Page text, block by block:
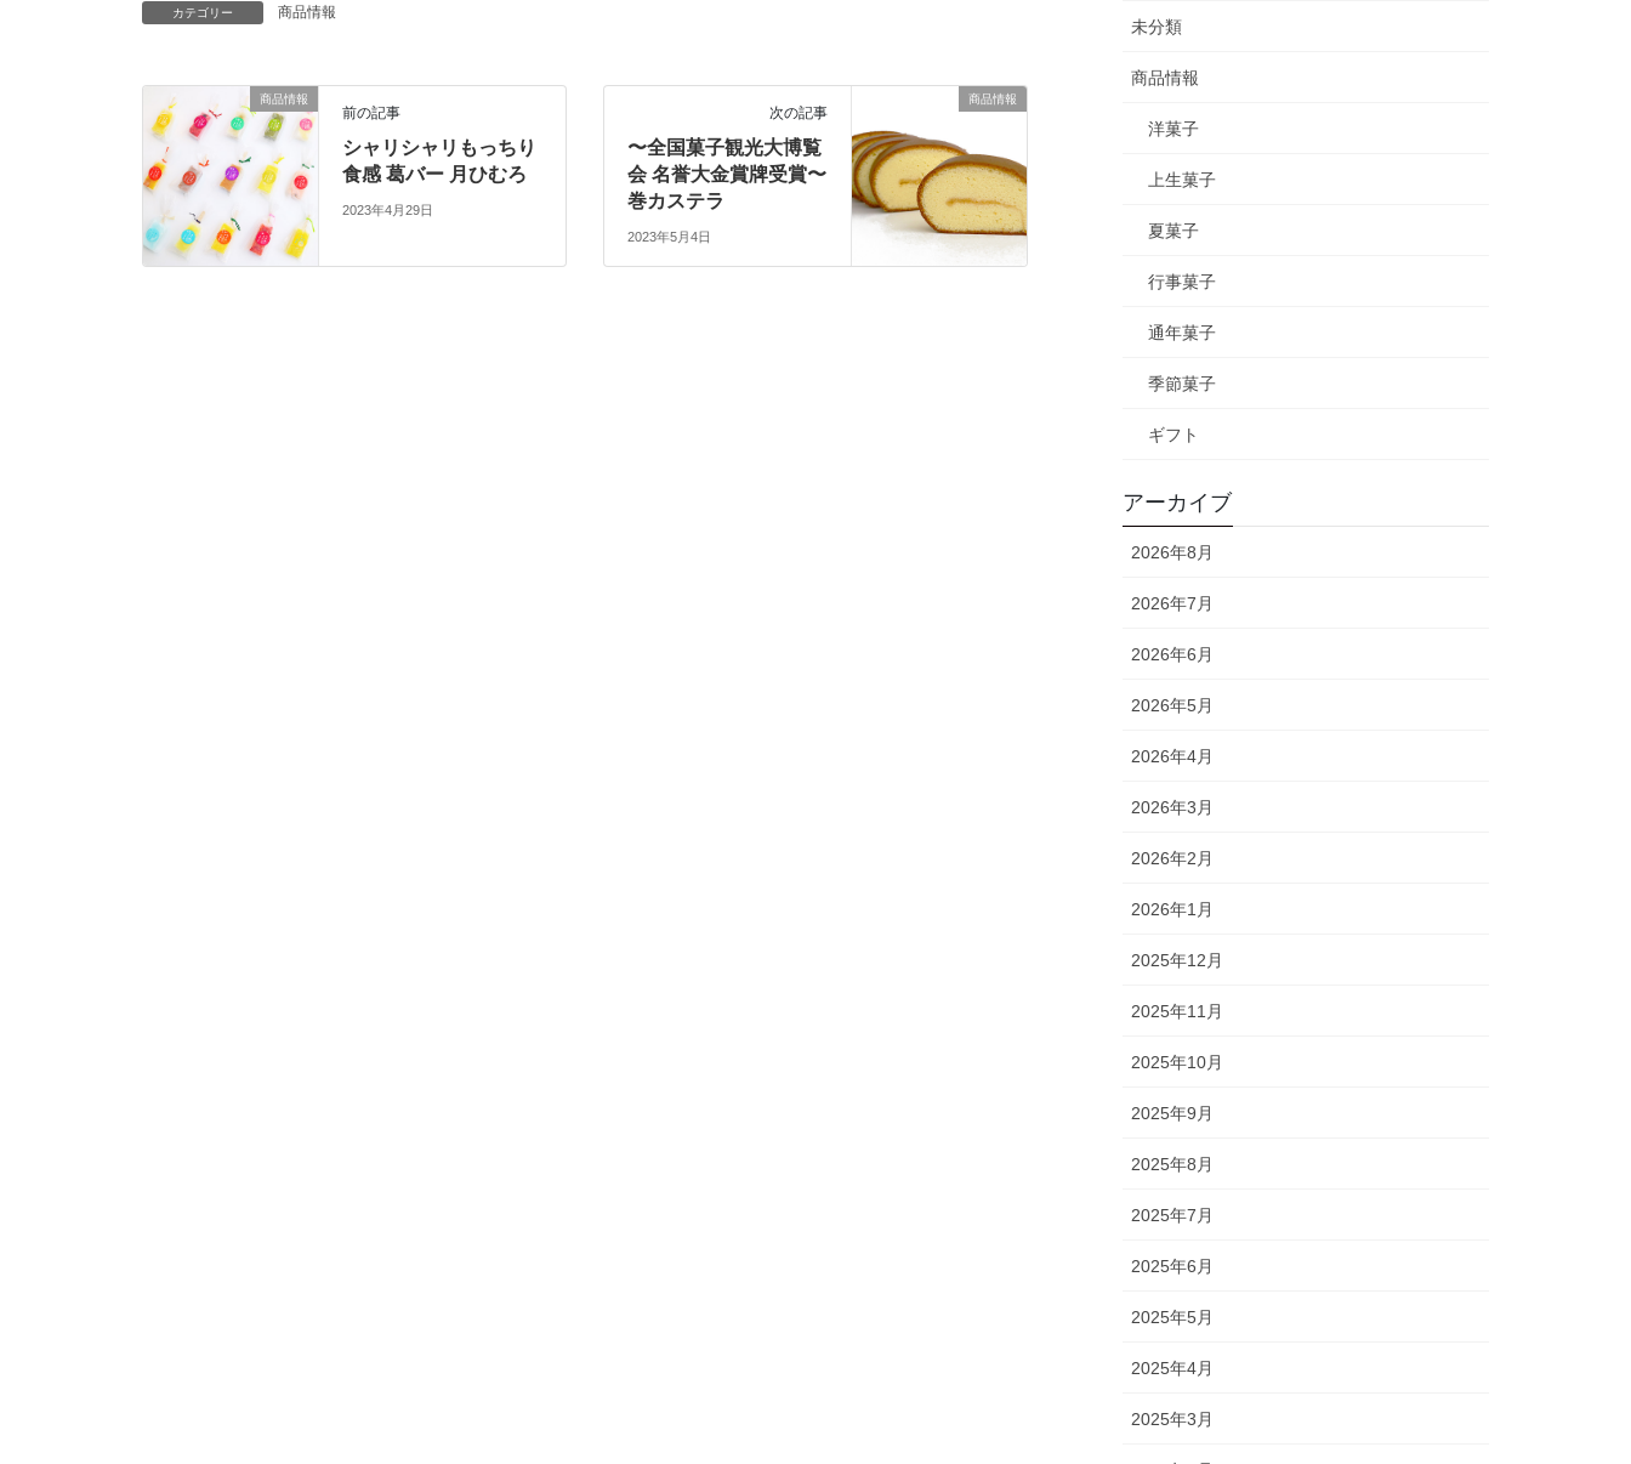
カテゴリー 商品情報
商品情報
前の記事
シャリシャリもっちり
食感 葛バー 月ひむろ
2023年4月29日
商品情報
次の記事
〜全国菓子観光大博覧
会 名誉大金賞牌受賞〜
巻カステラ
2023年5月4日
未分類
商品情報
洋菓子
上生菓子
夏菓子
行事菓子
通年菓子
季節菓子
ギフト
アーカイブ
2026年8月
2026年7月
2026年6月
2026年5月
2026年4月
2026年3月
2026年2月
2026年1月
2025年12月
2025年11月
2025年10月
2025年9月
2025年8月
2025年7月
2025年6月
2025年5月
2025年4月
2025年3月